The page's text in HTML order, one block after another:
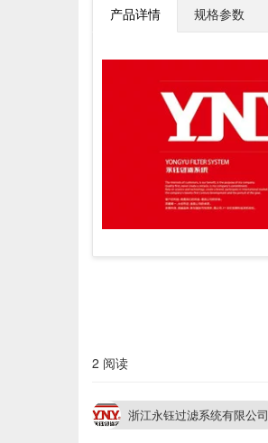
产品详情 规格参数
2 阅读
浙江永钰过滤系统有限公司